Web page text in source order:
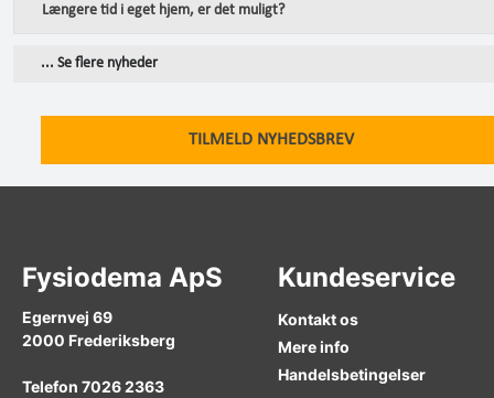
Længere tid i eget hjem, er det muligt?
... Se flere nyheder
TILMELD NYHEDSBREV
Fysiodema ApS
Egernvej 69
2000 Frederiksberg
Telefon 7026 2363
Kundeservice
Kontakt os
Mere info
Handelsbetingelser